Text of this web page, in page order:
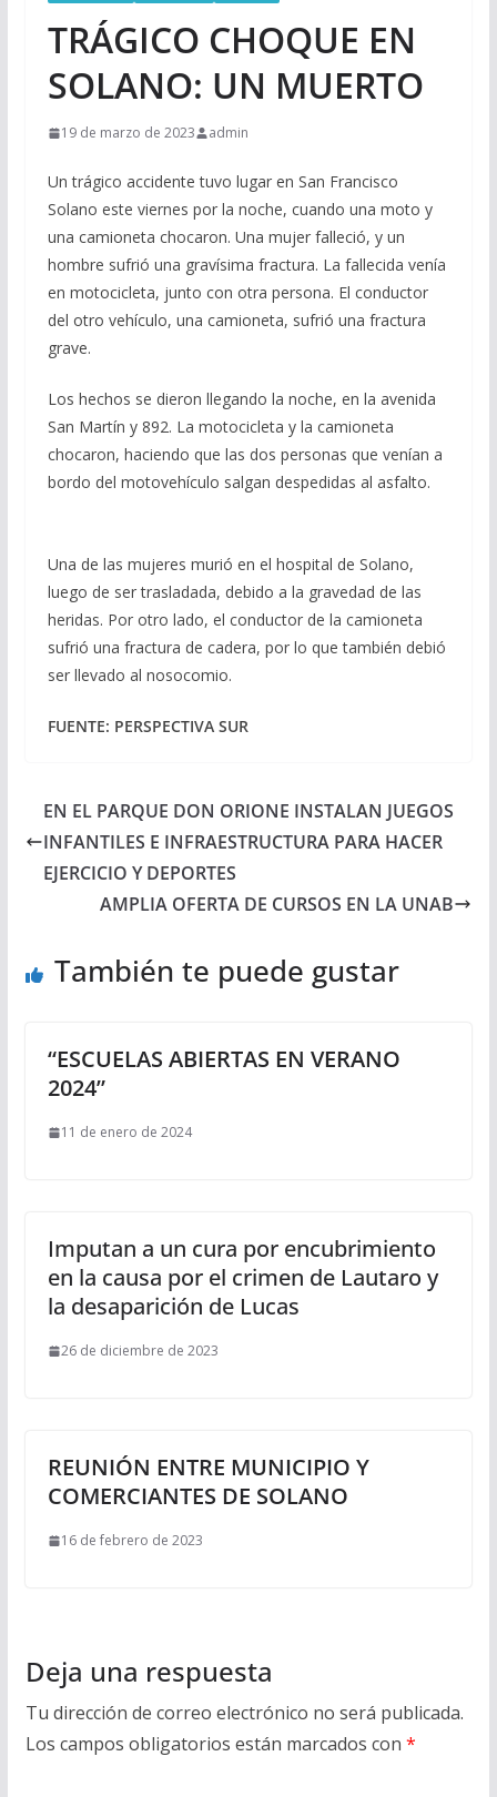
TRÁGICO CHOQUE EN
SOLANO: UN MUERTO
19 de marzo de 2023 admin
Un trágico accidente tuvo lugar en San Francisco
Solano este viernes por la noche, cuando una moto y
una camioneta chocaron. Una mujer falleció, y un
hombre sufrió una gravísima fractura. La fallecida venía
en motocicleta, junto con otra persona. El conductor
del otro vehículo, una camioneta, sufrió una fractura
grave.
Los hechos se dieron llegando la noche, en la avenida
San Martín y 892. La motocicleta y la camioneta
chocaron, haciendo que las dos personas que venían a
bordo del motovehículo salgan despedidas al asfalto.
Una de las mujeres murió en el hospital de Solano,
luego de ser trasladada, debido a la gravedad de las
heridas. Por otro lado, el conductor de la camioneta
sufrió una fractura de cadera, por lo que también debió
ser llevado al nosocomio.
FUENTE: PERSPECTIVA SUR
EN EL PARQUE DON ORIONE INSTALAN JUEGOS
INFANTILES E INFRAESTRUCTURA PARA HACER
EJERCICIO Y DEPORTES
AMPLIA OFERTA DE CURSOS EN LA UNAB
También te puede gustar
“ESCUELAS ABIERTAS EN VERANO
2024”
11 de enero de 2024
Imputan a un cura por encubrimiento
en la causa por el crimen de Lautaro y
la desaparición de Lucas
26 de diciembre de 2023
REUNIÓN ENTRE MUNICIPIO Y
COMERCIANTES DE SOLANO
16 de febrero de 2023
Deja una respuesta
Tu dirección de correo electrónico no será publicada.
Los campos obligatorios están marcados con *